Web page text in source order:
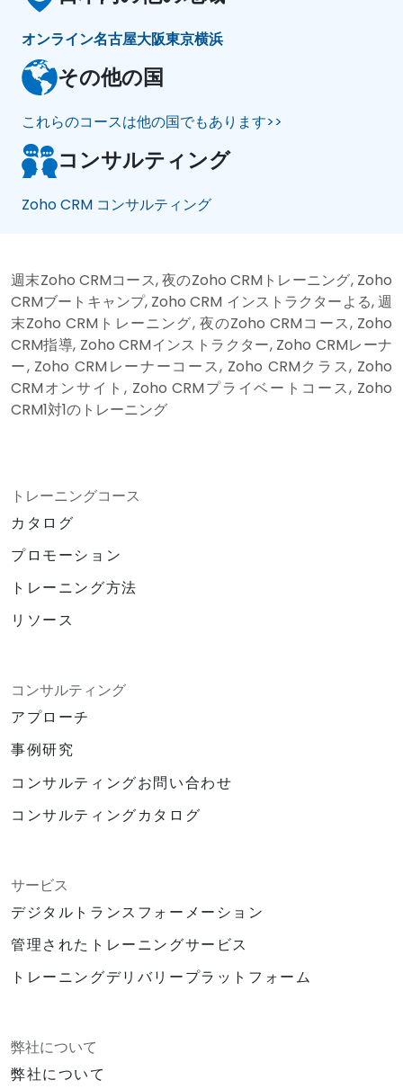
オンライン名古屋大阪東京横浜
その他の国
これらのコースは他の国でもあります>>
コンサルティング
Zoho CRM コンサルティング
週末Zoho CRMコース, 夜のZoho CRMトレーニング, Zoho
CRMブートキャンプ, Zoho CRM インストラクターよる, 週
末Zoho CRMトレーニング, 夜のZoho CRMコース, Zoho
CRM指導, Zoho CRMインストラクター, Zoho CRMレーナ
ー, Zoho CRMレーナーコース, Zoho CRMクラス, Zoho
CRMオンサイト, Zoho CRMプライベートコース, Zoho
CRM1対1のトレーニング
トレーニングコース
カタログ
プロモーション
トレーニング方法
リソース
コンサルティング
アプローチ
事例研究
コンサルティングお問い合わせ
コンサルティングカタログ
サービス
デジタルトランスフォーメーション
管理されたトレーニングサービス
トレーニングデリバリープラットフォーム
弊社について
弊社について